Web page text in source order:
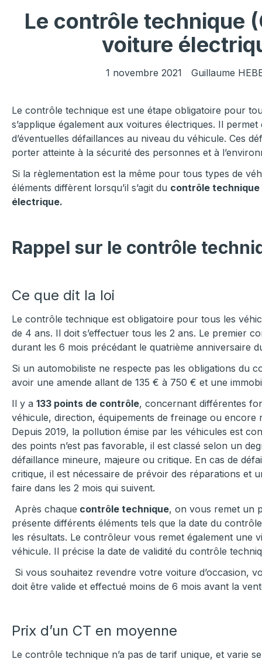
Le contrôle technique
voiture
1 novembre 2021 Guillaume
Le contrôle technique est une étape obligatoire pour
s’applique également aux voitures électriques. Il permet
d’éventuelles défaillances au niveau du véhicule. Ces
porter atteinte à la sécurité des personnes et à
Si la règlementation est la même pour tous types de
éléments diffèrent lorsqu’il s’agit du contrôle technique
électrique.
Rappel sur le contrôle
Ce que dit la loi
Le contrôle technique est obligatoire pour tous les
de 4 ans. Il doit s’effectuer tous les 2 ans. Le premier
durant les 6 mois précédant le quatrième anniversaire
Si un automobiliste ne respecte pas les obligations du
avoir une amende allant de 135 € à 750 € et une
Il y a 133 points de contrôle, concernant différentes
véhicule, direction, équipements de freinage ou encore
Depuis 2019, la pollution émise par les véhicules est
des points n’est pas favorable, il est classé selon un
défaillance mineure, majeure ou critique. En cas de
critique, il est nécessaire de prévoir des réparations et
faire dans les 2 mois qui suivent.
Après chaque contrôle technique, on vous remet un
présente différents éléments tels que la date du
les résultats. Le contrôleur vous remet également une
véhicule. Il précise la date de validité du contrôle
Si vous souhaitez revendre votre voiture d’occasion,
doit être valide et effectué moins de 6 mois avant la
Prix d’un CT en moyenne
Le contrôle technique n’a pas de tarif unique, et varie